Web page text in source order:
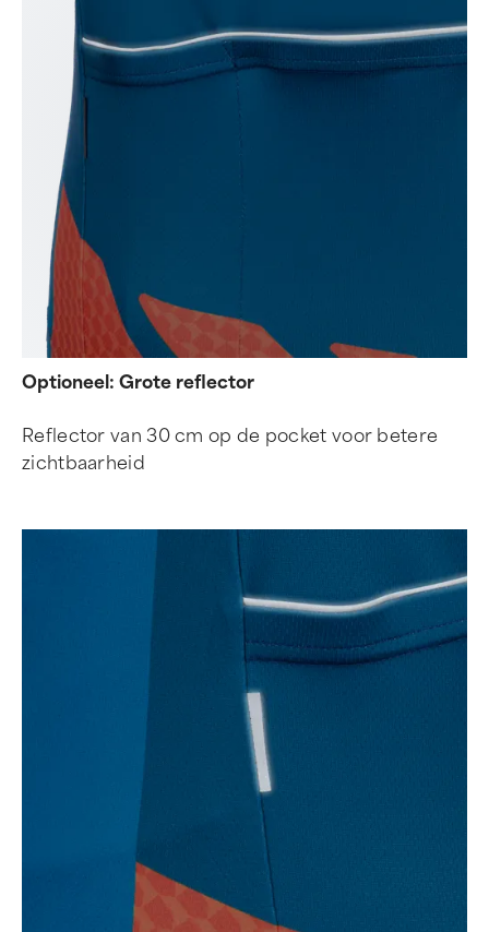
Optioneel: Grote reflector
Reflector van 30 cm op de pocket voor betere
zichtbaarheid